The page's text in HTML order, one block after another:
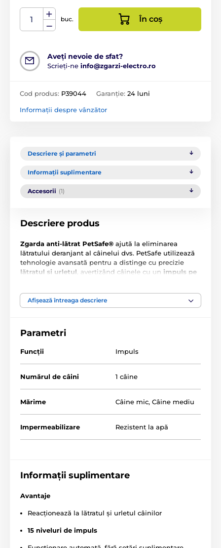
buc. În coș
Aveți nevoie de sfat?
Scrieți-ne info@zgarzi-electro.ro
Cod produs: P39044 Garanție: 24 luni
Informații despre vânzător
Descriere și parametri
Informații suplimentare
Accesorii (1)
Descriere produs
Zgarda anti-lătrat PetSafe® ajută la eliminarea
lătratului deranjant al câinelui dvs. PetSafe utilizează
tehnologie avansată pentru a distinge cu precizie
lătratul și urletul , avertizând câinele cu un impuls pe
Caracteristici principale:
Creștere treptată a impulsului pe 15 niveluri
Dispozitiv reîncărcabil
Indicație LED pentru starea bateriei
Eletrozi lungi și scurți incluși în pachet
Afișează întreaga descriere
Parametri
Funcții Impuls
Numărul de câini 1 câine
Mărime Câine mic, Câine mediu
Impermeabilizare Rezistent la apă
Informații suplimentare
Avantaje
Reacționează la lătratul și urletul câinilor
15 niveluri de impuls